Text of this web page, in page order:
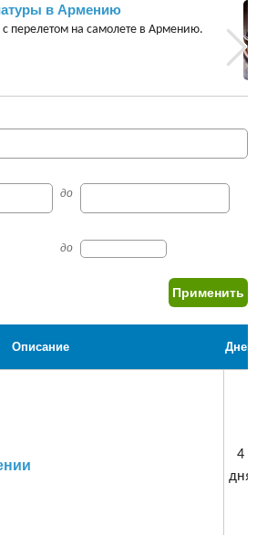
в Армению
с перелетом на самолете в Армению.
до
до
Описание Дней
4
дня